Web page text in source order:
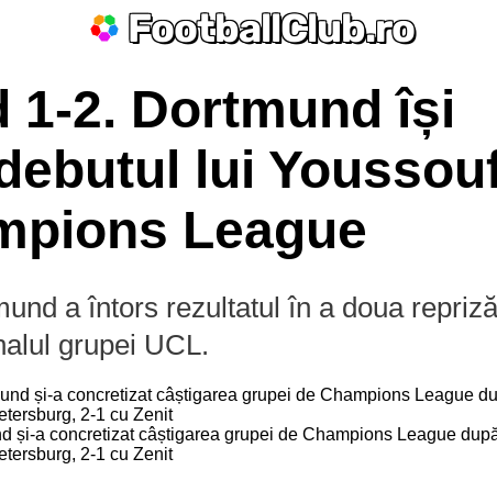
FootballClub.ro
La Liga Bundesliga Serie A Ligue 1 Eredivisie
1-2. Dortmund își
lui
League
a întors rezultatul în a doua
grupei UCL.
și-a concretizat câștigarea grupei de Champions League
2-1 cu Zenit